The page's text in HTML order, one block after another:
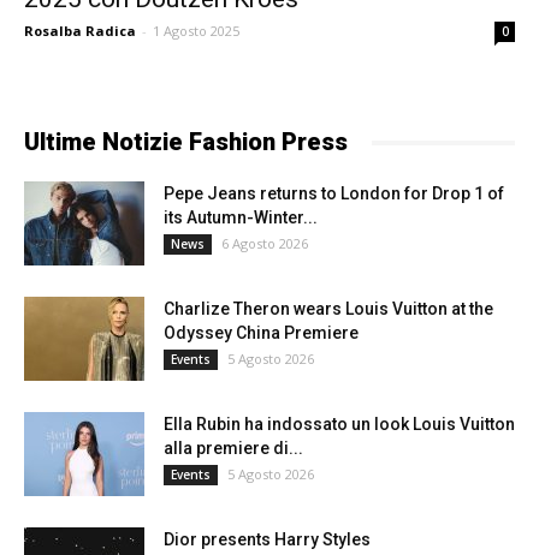
Rosalba Radica - 1 Agosto 2025 0
Ultime Notizie Fashion Press
Pepe Jeans returns to London for Drop 1 of
its Autumn-Winter...
News 6 Agosto 2026
Charlize Theron wears Louis Vuitton at the
Odyssey China Premiere
Events 5 Agosto 2026
Ella Rubin ha indossato un look Louis Vuitton
alla premiere di...
Events 5 Agosto 2026
Dior presents Harry Styles